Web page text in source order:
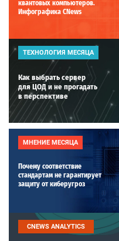
квантовых компьютеров.
Инфографика CNews
ТЕХНОЛОГИЯ МЕСЯЦА
Как выбрать сервер
для ЦОД и не прогадать
в перспективе
МНЕНИЕ МЕСЯЦА
Почему соответствие
стандартам не гарантирует
защиту от киберугроз
CNEWS ANALYTICS